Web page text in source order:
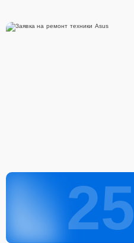
25